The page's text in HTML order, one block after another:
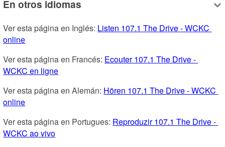
En otros idiomas
Ver esta página en Inglés: Listen 107.1 The Drive - WCKC
online
Ver esta página en Francés: Ecouter 107.1 The Drive -
WCKC en ligne
Ver esta página en Alemán: Hören 107.1 The Drive - WCKC
online
Ver esta página en Portugues: Reproduzir 107.1 The Drive -
WCKC ao vivo